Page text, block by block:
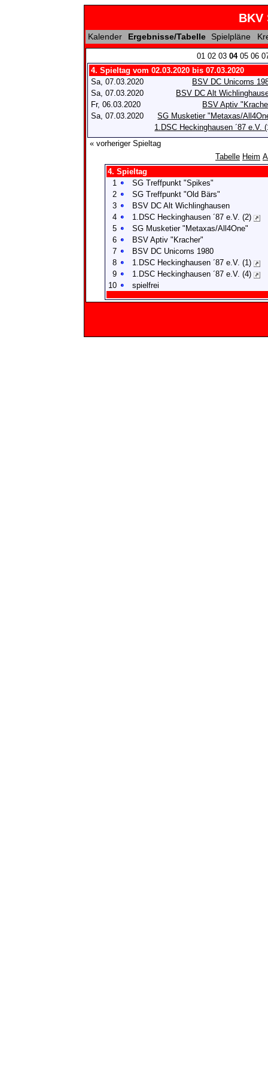
BKV
Kalender Ergebnisse/Tabelle Spielpläne
01 02 03 04 05 06
4. Spieltag vom 02.03.2020 bis 07.03.2020
Sa, 07.03.2020
BSV DC Unicorns
Sa, 07.03.2020
BSV DC Alt
Fr, 06.03.2020
BSV Aptiv
Sa, 07.03.2020
SG Musketier "Metaxas/
1.DSC Heckinghausen ´87 e.V.
« vorheriger Spieltag
Tabelle Heim
4. Spieltag
1
SG Treffpunkt "Spikes"
2
SG Treffpunkt "Old Bärs"
3
BSV DC Alt Wichlinghausen
4
1.DSC Heckinghausen ´87 e.V. (2)
5
SG Musketier "Metaxas/All4One"
6
BSV Aptiv "Kracher"
7
BSV DC Unicorns 1980
8
1.DSC Heckinghausen ´87 e.V. (1)
9
1.DSC Heckinghausen ´87 e.V. (4)
10
spielfrei